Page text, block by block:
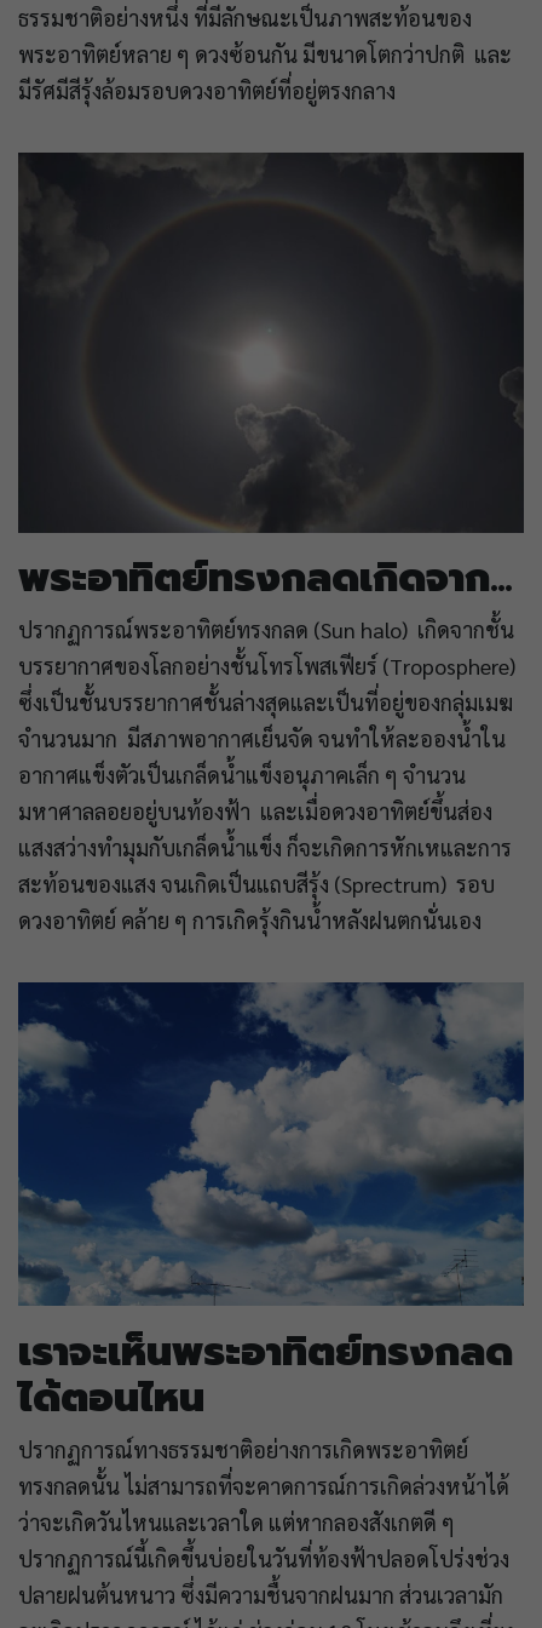
ธรรมชาติอย่างหนึ่ง ที่มีลักษณะเป็นภาพสะท้อนของ
พระอาทิตย์หลาย ๆ ดวงซ้อนกัน มีขนาดโตกว่าปกติ และ
มีรัศมีสีรุ้งล้อมรอบดวงอาทิตย์ที่อยู่ตรงกลาง
พระอาทิตย์ทรงกลดเกิดจาก…
ปรากฏการณ์พระอาทิตย์ทรงกลด (Sun halo) เกิดจากชั้น
บรรยากาศของโลกอย่างชั้นโทรโพสเฟียร์ (Troposphere)
ซึ่งเป็นชั้นบรรยากาศชั้นล่างสุดและเป็นที่อยู่ของกลุ่มเมฆ
จำนวนมาก มีสภาพอากาศเย็นจัด จนทำให้ละอองน้ำใน
อากาศแข็งตัวเป็นเกล็ดน้ำแข็งอนุภาคเล็ก ๆ จำนวน
มหาศาลลอยอยู่บนท้องฟ้า และเมื่อดวงอาทิตย์ขึ้นส่อง
แสงสว่างทำมุมกับเกล็ดน้ำแข็ง ก็จะเกิดการหักเหและการ
สะท้อนของแสง จนเกิดเป็นแถบสีรุ้ง (Sprectrum) รอบ
ดวงอาทิตย์ คล้าย ๆ การเกิดรุ้งกินน้ำหลังฝนตกนั่นเอง
เราจะเห็นพระอาทิตย์ทรงกลด
ได้ตอนไหน
ปรากฏการณ์ทางธรรมชาติอย่างการเกิดพระอาทิตย์
ทรงกลดนั้น ไม่สามารถที่จะคาดการณ์การเกิดล่วงหน้าได้
ว่าจะเกิดวันไหนและเวลาใด แต่หากลองสังเกตดี ๆ
ปรากฏการณ์นี้เกิดขึ้นบ่อยในวันที่ท้องฟ้าปลอดโปร่งช่วง
ปลายฝนต้นหนาว ซึ่งมีความชื้นจากฝนมาก ส่วนเวลามัก